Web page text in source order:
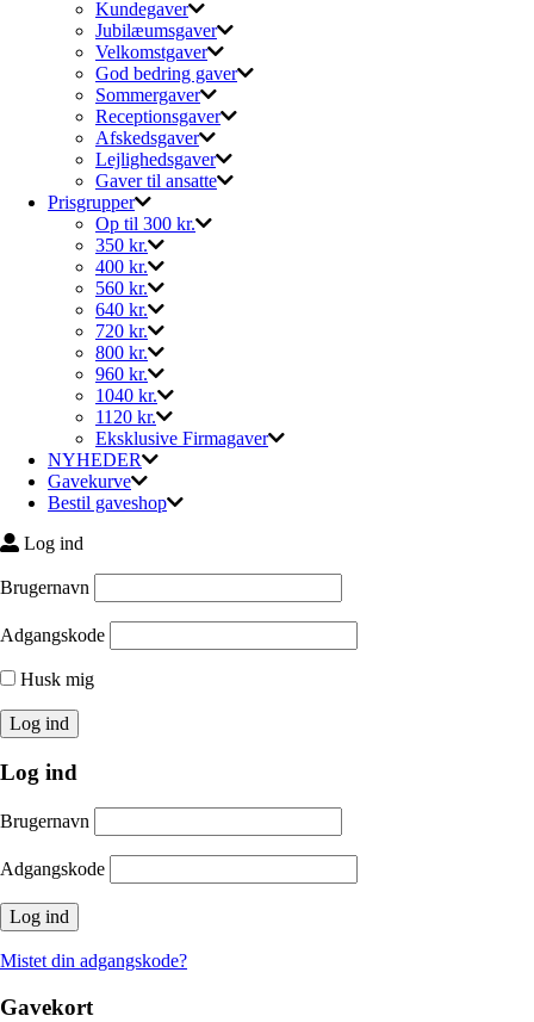
Kundegaver
Jubilæumsgaver
Velkomstgaver
God bedring gaver
Sommergaver
Receptionsgaver
Afskedsgaver
Lejlighedsgaver
Gaver til ansatte
Prisgrupper
Op til 300 kr.
350 kr.
400 kr.
560 kr.
640 kr.
720 kr.
800 kr.
960 kr.
1040 kr.
1120 kr.
Eksklusive Firmagaver
NYHEDER
Gavekurve
Bestil gaveshop
Log ind
Brugernavn
Adgangskode
Husk mig
Log ind
Brugernavn
Adgangskode
Mistet din adgangskode?
Gavekort